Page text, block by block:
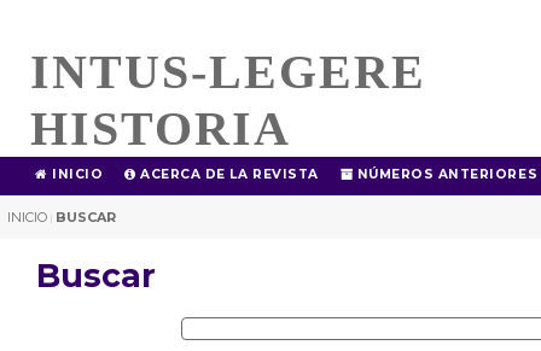
INTUS-LEGERE
HISTORIA
INICIO ACERCA DE LA REVISTA NÚMEROS ANTERIORES
INICIO | BUSCAR
Buscar